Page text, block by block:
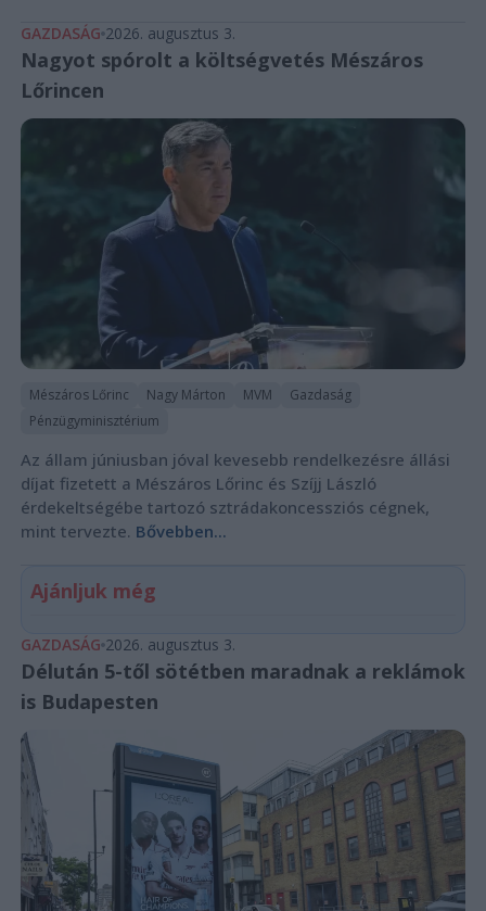
GAZDASÁG 2026. augusztus 3.
Nagyot spórolt a költségvetés Mészáros
Lőrincen
Mészáros Lőrinc Nagy Márton MVM
Gazdaság
Pénzügyminisztérium
Az állam júniusban jóval kevesebb rendelkezésre állási
díjat fizetett a Mészáros Lőrinc és Szíjj László
érdekeltségébe tartozó sztrádakoncessziós cégnek,
mint tervezte. Bővebben...
Ajánljuk még
GAZDASÁG 2026. augusztus 3.
Délután 5-től sötétben maradnak a reklámok
is Budapesten